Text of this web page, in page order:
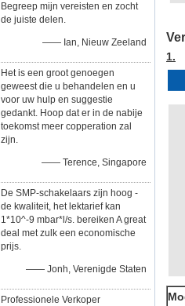
Begreep mijn vereisten en zocht
de juiste delen.
—— Ian, Nieuw Zeeland
Het is een groot genoegen
geweest die u behandelen en u
voor uw hulp en suggestie
gedankt. Hoop dat er in de nabije
toekomst meer copperation zal
zijn.
—— Terence, Singapore
De SMP-schakelaars zijn hoog -
de kwaliteit, het lektarief kan
1*10^-9 mbar*l/s. bereiken A great
deal met zulk een economische
prijs.
—— Jonh, Verenigde Staten
Professionele Verkoper
1.